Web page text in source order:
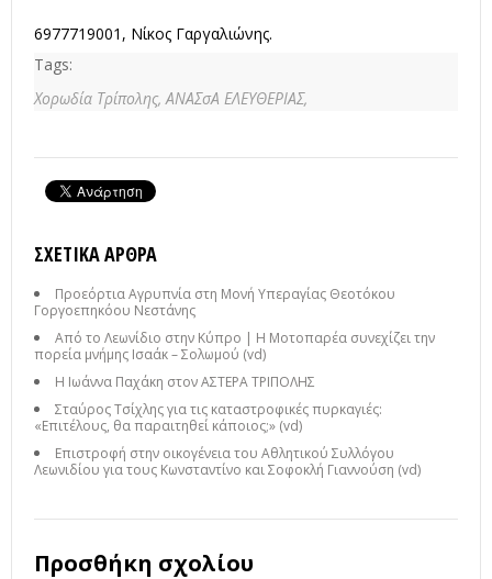
6977719001, Νίκος Γαργαλιώνης.
Tags:
Χορωδία Τρίπολης, ΑΝΑΣσΑ ΕΛΕΥΘΕΡΙΑΣ,
ΣΧΕΤΙΚΆ ΆΡΘΡΑ
Προεόρτια Αγρυπνία στη Μονή Υπεραγίας Θεοτόκου
Γοργοεπηκόου Νεστάνης
Από το Λεωνίδιο στην Κύπρο | Η Μοτοπαρέα συνεχίζει την
πορεία μνήμης Ισαάκ – Σολωμού (vd)
Η Ιωάννα Παχάκη στον ΑΣΤΕΡΑ ΤΡΙΠΟΛΗΣ
Σταύρος Τσίχλης για τις καταστροφικές πυρκαγιές:
«Επιτέλους, θα παραιτηθεί κάποιος;» (vd)
Επιστροφή στην οικογένεια του Αθλητικού Συλλόγου
Λεωνιδίου για τους Κωνσταντίνο και Σοφοκλή Γιαννούση (vd)
Προσθήκη σχολίου